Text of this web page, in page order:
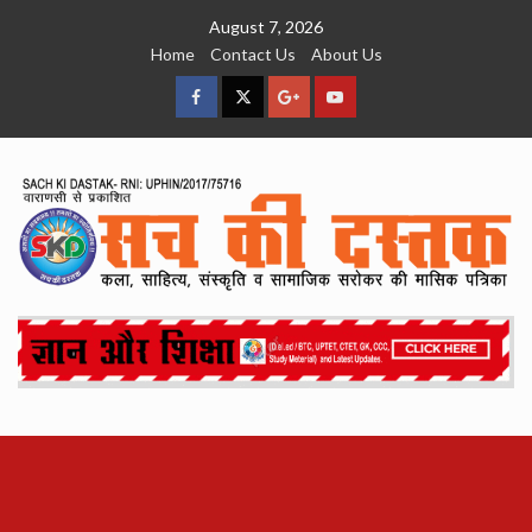
August 7, 2026
Home
Contact Us About Us
facebookTwitterGoogleYouTube